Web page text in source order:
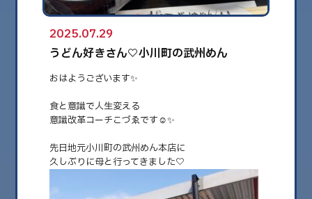
美容
環境
globe
2025.07.29
うどん好きさん♡小川町の武州めん
おはようございます✨
食と意識で人生変える
意識改革コーチこづゑです☺️✨
先日地元小川町の武州めん本店に
久しぶりに母と行ってきました♡